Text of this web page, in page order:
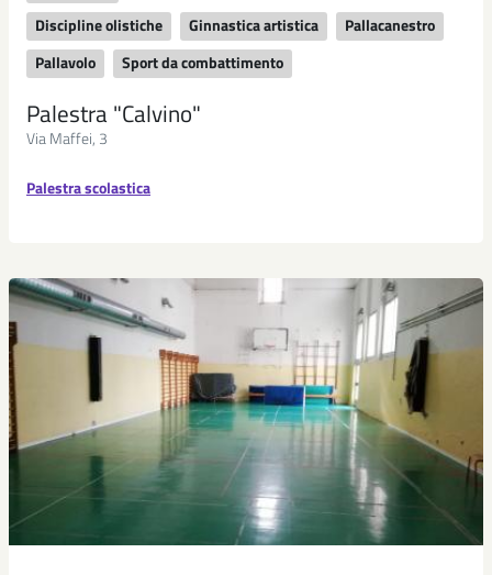
Discipline olistiche
Ginnastica artistica
Pallacanestro
Pallavolo
Sport da combattimento
Palestra "Calvino"
Via Maffei, 3
Palestra scolastica